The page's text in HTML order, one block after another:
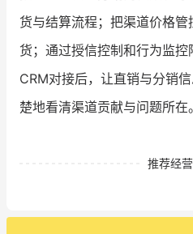
货与结算流程；把渠道价格
货；通过授信控制和行为监
CRM对接后，让直销与分销
楚地看清渠道贡献与问题所在。
推荐经